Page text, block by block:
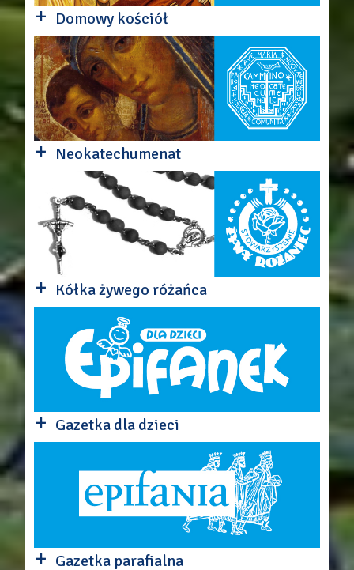
+ Domowy kościół
+ Neokatechumenat
+ Kółka żywego różańca
+ Gazetka dla dzieci
+ Gazetka parafialna